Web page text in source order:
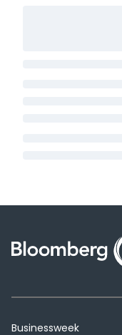
Businessweek